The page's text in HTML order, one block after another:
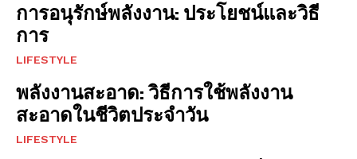
การอนุรักษ์พลังงาน: ประโยชน์และวิธี
การ
LIFESTYLE
พลังงานสะอาด: วิธีการใช้พลังงาน
สะอาดในชีวิตประจำวัน
LIFESTYLE